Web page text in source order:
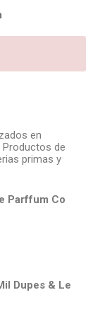
en
Productos de
primas y
Parffum Co
Dupes & Le